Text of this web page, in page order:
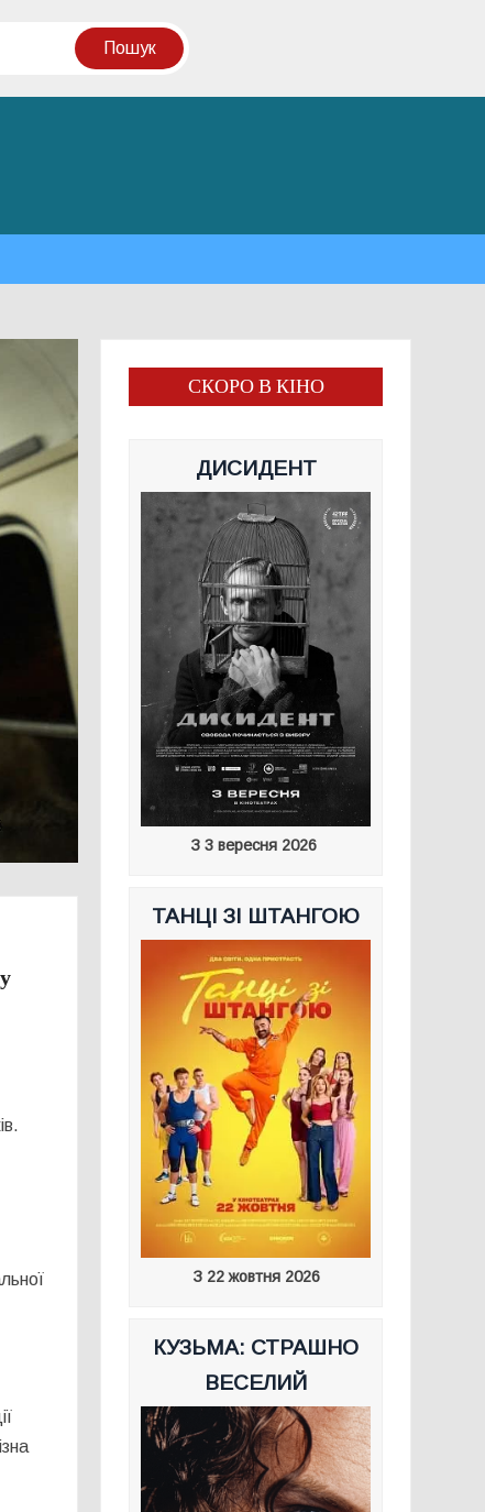
СКОРО В КІНО
ДИСИДЕНТ
З 3 вересня 2026
ТАНЦІ ЗІ ШТАНГОЮ
З 22 жовтня 2026
КУЗЬМА: СТРАШНО
ВЕСЕЛИЙ